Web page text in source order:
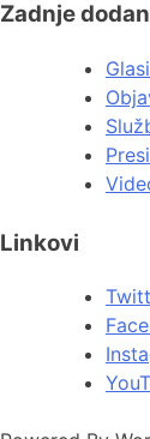
Zadnje
Linkovi